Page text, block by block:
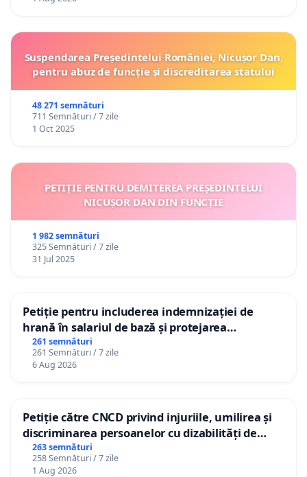
Suspendarea Președintelui României, Nicușor Dan,
pentru abuz de funcție și discreditarea statului
48 271 semnături
711 Semnături / 7 zile
1 Oct 2025
PETIȚIE PENTRU DEMITEREA PREȘEDINTELUI
NICUȘOR DAN DIN FUNCȚIE
1 982 semnături
325 Semnături / 7 zile
31 Jul 2025
Petiție pentru includerea indemnizației de
hrană în salariul de bază și protejarea
gradațiilor de vechime pentru asistenții
personali
261 semnături
261 Semnături / 7 zile
6 Aug 2026
Petiție către CNCD privind injuriile, umilirea și
discriminarea persoanelor cu dizabilități de
către utilizatorul TikTok „Gorici”
263 semnături
258 Semnături / 7 zile
1 Aug 2026